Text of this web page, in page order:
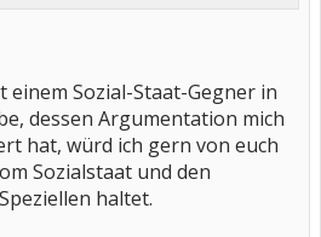
einem Sozial-Staat-Gegner in
dessen Argumentation mich
hat, würd ich gern von euch
Sozialstaat und den
haltet.